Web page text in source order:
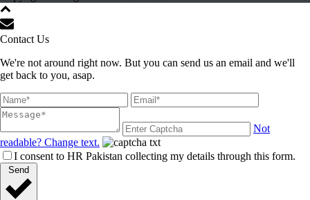
Contact Us
We're not around right now. But you can send us an email and we'll
get back to you, asap.
Not
readable? Change text.
I consent to HR Pakistan collecting my details through this form.
Send